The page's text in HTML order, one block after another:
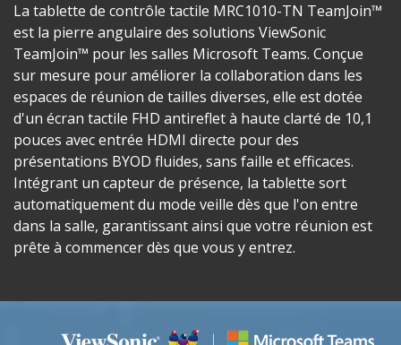
La tablette de contrôle tactile MRC1010-TN TeamJoin™
est la pierre angulaire des solutions ViewSonic
TeamJoin™ pour les salles Microsoft Teams. Conçue
sur mesure pour améliorer la collaboration dans les
espaces de réunion de tailles diverses, elle est dotée
d'un écran tactile FHD antireflet à haute clarté de 10,1
pouces avec entrée HDMI directe pour des
présentations BYOD fluides, sans faille et efficaces.
Intégrant un capteur de présence, la tablette sort
automatiquement du mode veille dès que l'on entre
dans la salle, garantissant ainsi que votre réunion est
prête à commencer dès que vous y entrez.